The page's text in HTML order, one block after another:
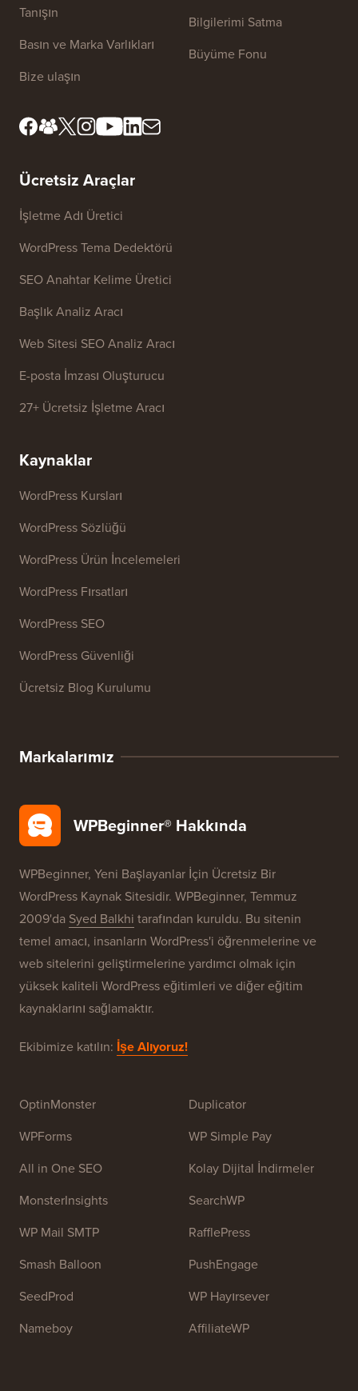
Tanışın
Basın ve Marka Varlıkları
Bize ulaşın
Bilgilerimi Satma
Büyüme Fonu
Ücretsiz Araçlar
İşletme Adı Üretici
WordPress Tema Dedektörü
SEO Anahtar Kelime Üretici
Başlık Analiz Aracı
Web Sitesi SEO Analiz Aracı
E-posta İmzası Oluşturucu
27+ Ücretsiz İşletme Aracı
Kaynaklar
WordPress Kursları
WordPress Sözlüğü
WordPress Ürün İncelemeleri
WordPress Fırsatları
WordPress SEO
WordPress Güvenliği
Ücretsiz Blog Kurulumu
Markalarımız
WPBeginner® Hakkında
WPBeginner, Yeni Başlayanlar İçin Ücretsiz Bir
WordPress Kaynak Sitesidir. WPBeginner, Temmuz
2009'da Syed Balkhi tarafından kuruldu. Bu sitenin
temel amacı, insanların WordPress'i öğrenmelerine ve
web sitelerini geliştirmelerine yardımcı olmak için
yüksek kaliteli WordPress eğitimleri ve diğer eğitim
kaynaklarını sağlamaktır.
Ekibimize katılın: İşe Alıyoruz!
OptinMonster
WPForms
All in One SEO
MonsterInsights
WP Mail SMTP
Smash Balloon
SeedProd
Nameboy
Duplicator
WP Simple Pay
Kolay Dijital İndirmeler
SearchWP
RafflePress
PushEngage
WP Hayırsever
AffiliateWP